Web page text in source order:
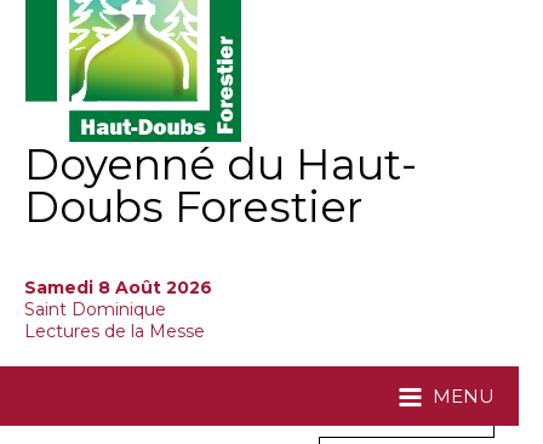
Doyenné du Haut-
Doubs Forestier
Samedi 8 Août 2026
Saint Dominique
Lectures de la Messe
MENU